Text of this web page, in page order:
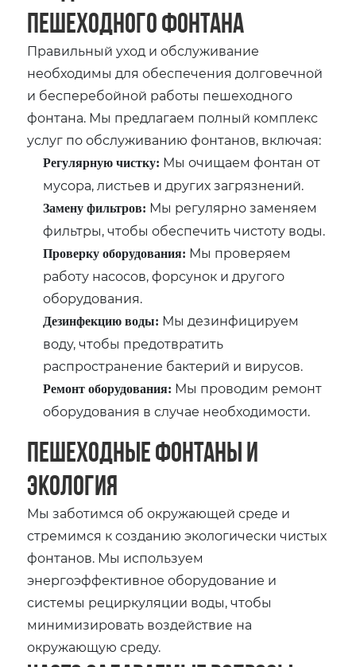
пешеходного фонтана
Правильный уход и обслуживание
необходимы для обеспечения долговечной
и бесперебойной работы пешеходного
фонтана. Мы предлагаем полный комплекс
услуг по обслуживанию фонтанов, включая:
Регулярную чистку: Мы очищаем фонтан от
мусора, листьев и других загрязнений.
Замену фильтров: Мы регулярно заменяем
фильтры, чтобы обеспечить чистоту воды.
Проверку оборудования: Мы проверяем
работу насосов, форсунок и другого
оборудования.
Дезинфекцию воды: Мы дезинфицируем
воду, чтобы предотвратить
распространение бактерий и вирусов.
Ремонт оборудования: Мы проводим ремонт
оборудования в случае необходимости.
Пешеходные фонтаны и
экология
Мы заботимся об окружающей среде и
стремимся к созданию экологически чистых
фонтанов. Мы используем
энергоэффективное оборудование и
системы рециркуляции воды, чтобы
минимизировать воздействие на
окружающую среду.